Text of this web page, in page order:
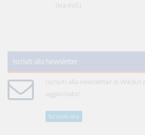
(iva incl.)
Iscriviti alla Newsletter
Iscriviti alla newsletter di
aggiornato!
Iscriviti ora